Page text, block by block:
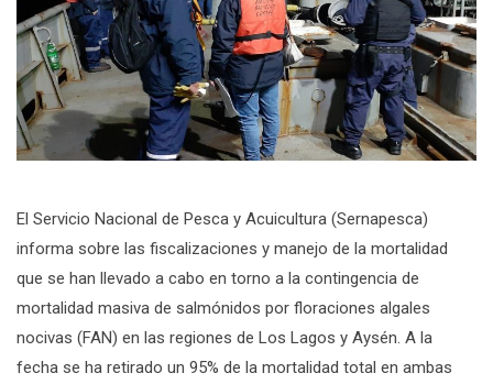
El Servicio Nacional de Pesca y Acuicultura (Sernapesca)
informa sobre las fiscalizaciones y manejo de la mortalidad
que se han llevado a cabo en torno a la contingencia de
mortalidad masiva de salmónidos por floraciones algales
nocivas (FAN) en las regiones de Los Lagos y Aysén. A la
fecha se ha retirado un 95% de la mortalidad total en ambas